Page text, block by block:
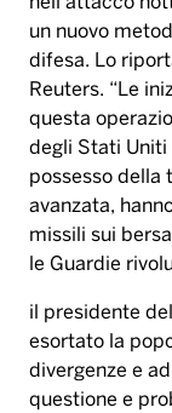
un nuovo
difesa. Lo
Reuters. “Le
questa
degli Stati Uniti
possesso della
avanzata,
missili sui
le Guardie
il presidente
esortato la
divergenze e
questione e